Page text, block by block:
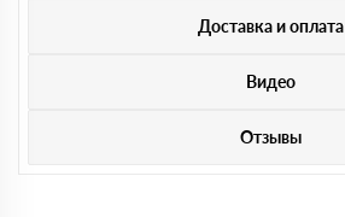
Доставка и оплата
Видео
Отзывы